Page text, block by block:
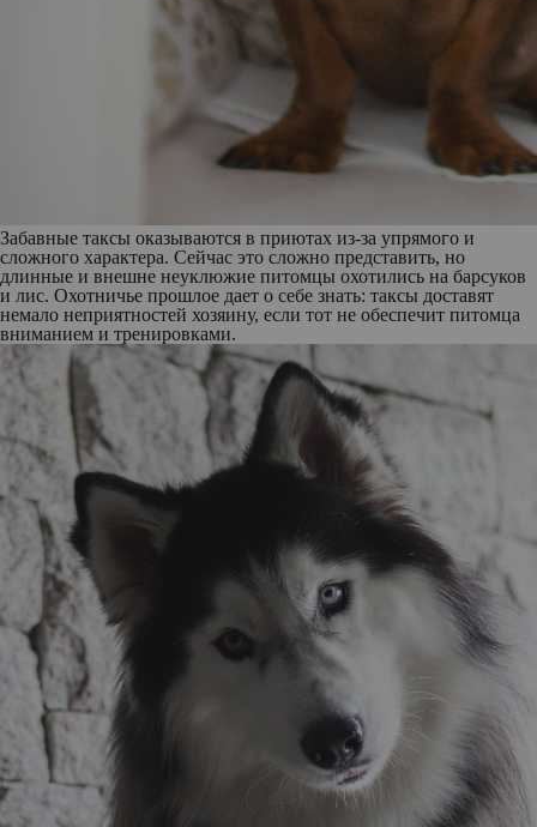
Забавные таксы оказываются в приютах из-за упрямого и
сложного характера. Сейчас это сложно представить, но
длинные и внешне неуклюжие питомцы охотились на барсуков
и лис. Охотничье прошлое дает о себе знать: таксы доставят
немало неприятностей хозяину, если тот не обеспечит питомца
вниманием и тренировками.